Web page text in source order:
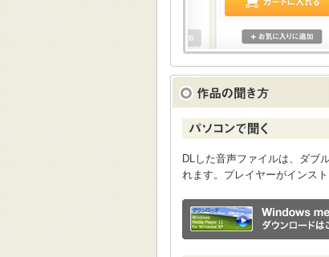
DLした音声ファイルは、ダブ
れます。プレイヤーがインス